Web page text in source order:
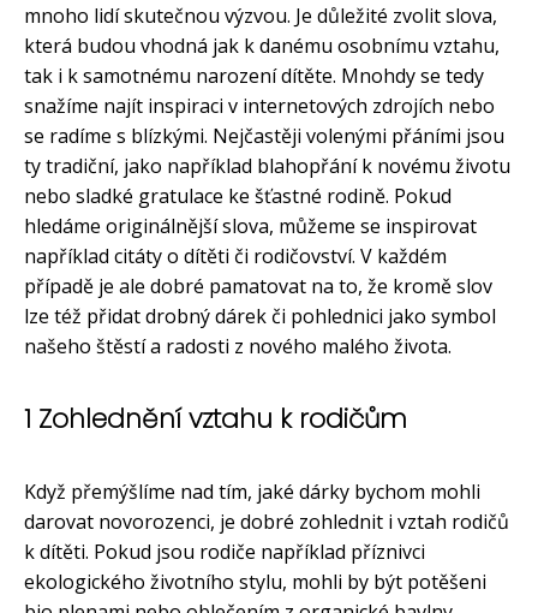
mnoho lidí skutečnou výzvou. Je důležité zvolit slova,
která budou vhodná jak k danému osobnímu vztahu,
tak i k samotnému narození dítěte. Mnohdy se tedy
snažíme najít inspiraci v internetových zdrojích nebo
se radíme s blízkými. Nejčastěji volenými přáními jsou
ty tradiční, jako například blahopřání k novému životu
nebo sladké gratulace ke šťastné rodině. Pokud
hledáme originálnější slova, můžeme se inspirovat
například citáty o dítěti či rodičovství. V každém
případě je ale dobré pamatovat na to, že kromě slov
lze též přidat drobný dárek či pohlednici jako symbol
našeho štěstí a radosti z nového malého života.
1 Zohlednění vztahu k rodičům
Když přemýšlíme nad tím, jaké dárky bychom mohli
darovat novorozenci, je dobré zohlednit i vztah rodičů
k dítěti. Pokud jsou rodiče například příznivci
ekologického životního stylu, mohli by být potěšeni